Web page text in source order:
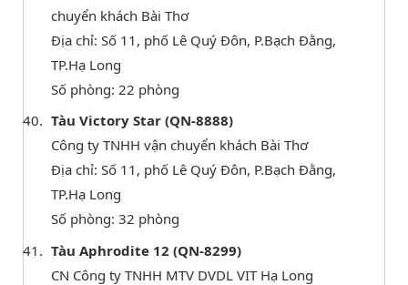
chuyển khách Bài Thơ
Địa chỉ: Số 11, phố Lê Quý Đôn, P.Bạch Đằng,
TP.Hạ Long
Số phòng: 22 phòng
Tàu Victory Star (QN-8888)
Công ty TNHH vận chuyển khách Bài Thơ
Địa chỉ: Số 11, phố Lê Quý Đôn, P.Bạch Đằng,
TP.Hạ Long
Số phòng: 32 phòng
Tàu Aphrodite 12 (QN-8299)
CN Công ty TNHH MTV DVDL VIT Hạ Long